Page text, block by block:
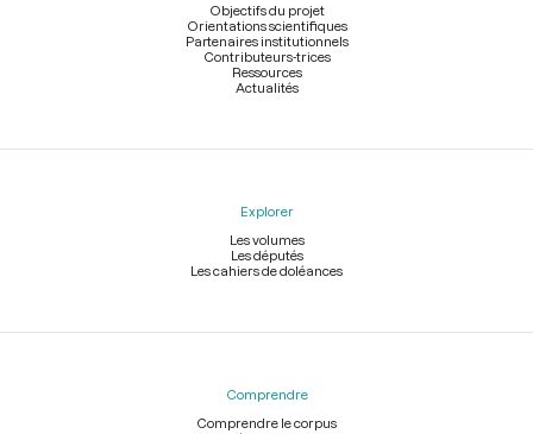
Objectifs du projet
Orientations scientifiques
Partenaires institutionnels
Contributeurs-trices
Ressources
Actualités
Explorer
Les volumes
Les députés
Les cahiers de doléances
Comprendre
Comprendre le corpus